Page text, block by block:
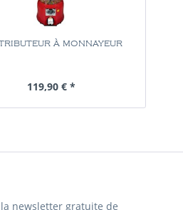
à monnayeur
Contenu1 Pièce
119,90 € *
newsletter gratuite de